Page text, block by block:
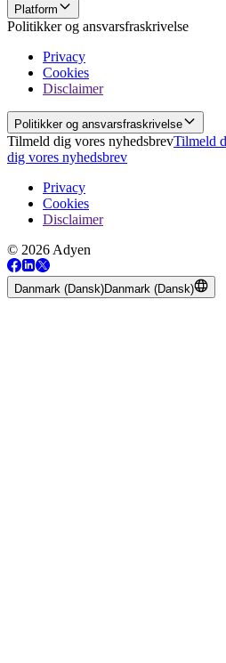
Platform
Politikker og ansvarsfraskrivelse
Privacy
Cookies
Disclaimer
Politikker og ansvarsfraskrivelse
Tilmeld dig vores nyhedsbrevTilmeld
dig vores nyhedsbrev
Privacy
Cookies
Disclaimer
© 2026 Adyen
Danmark (Dansk)Danmark (Dansk)